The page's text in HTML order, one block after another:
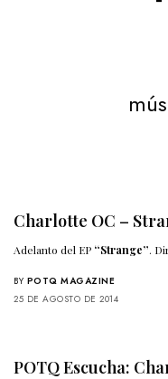
Charlotte OC –
Adelanto del EP “Strange”.
BY POTQ MAGAZINE
25 DE AGOSTO DE 2014
POTQ Escucha: